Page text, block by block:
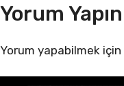
Yorum Yapın
Yorum yapabilmek için